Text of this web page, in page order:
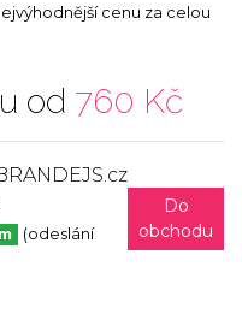
cenu za celou
od 760 Kč
(odeslání
Do
obchodu